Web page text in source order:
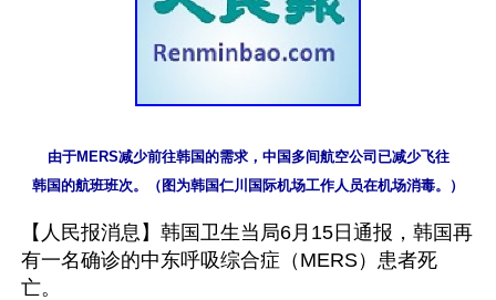
由于MERS减少前往韩国的需求，中国多间航空公司已减少飞往
【人民报消息】韩国卫生当局6月15日通报，韩国再
有一名确诊的中东呼吸综合症（MERS）患者死
亡。